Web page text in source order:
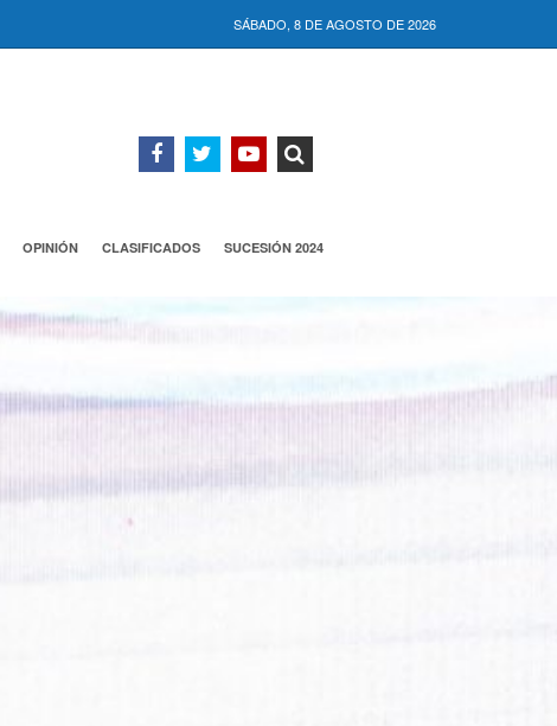
SÁBADO, 8 DE AGOSTO DE 2026
OPINIÓN CLASIFICADOS SUCESIÓN 2024